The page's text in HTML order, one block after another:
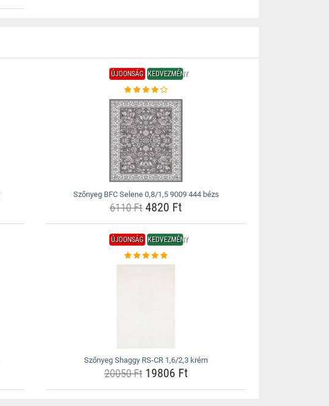
ÚJDONSÁG KEDVEZMÉNY
Szőnyeg BFC Selene 0,8/1,5 9009 444 bézs
6110 Ft 4820 Ft
ÚJDONSÁG KEDVEZMÉNY
Szőnyeg Shaggy RS-CR 1,6/2,3 krém
20050 Ft19806 Ft